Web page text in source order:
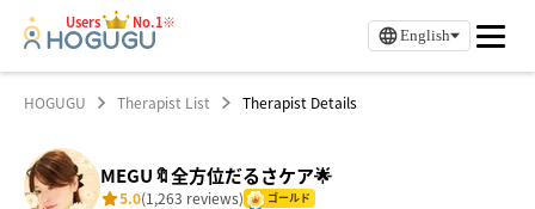
Users No.1※
English
HOGUGU Therapist List Therapist Details
MEGU🔖全方位だるさケア🌟
5.0(1,263 reviews) ゴールド